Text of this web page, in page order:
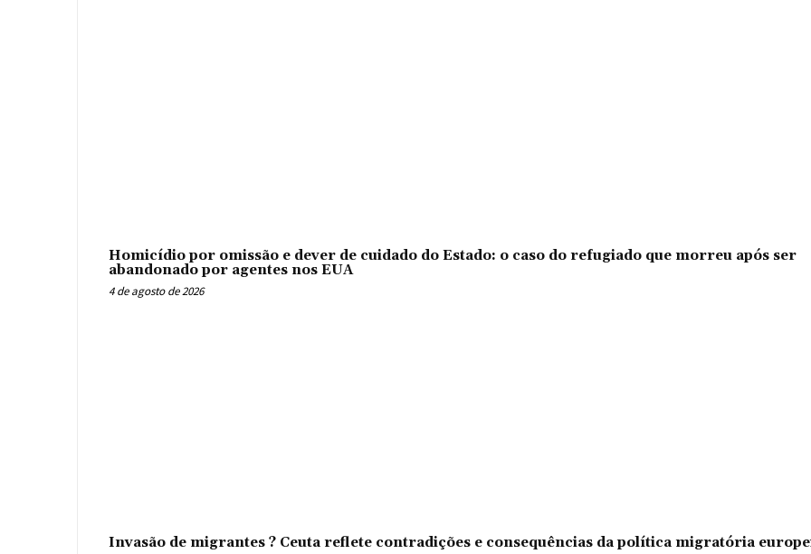
Homicídio por omissão e dever de cuidado do Estado: o caso do refugiado que morreu após ser
abandonado por agentes nos EUA
4 de agosto de 2026
Invasão de migrantes ? Ceuta reflete contradições e consequências da política migratória